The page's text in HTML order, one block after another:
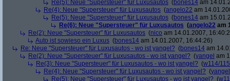
Re(5): Neue "Supersteuer" für Luxusautos ( bones14 am
Re(4): Neue "Supersteuer" für Luxusautos (angelo22 am
Re(5): Neue "Supersteuer" für Luxusautos (bones14 am
Re(6): Neue "Supersteuer" für Luxusautos (angelo22 am
Re(2): Neue "Supersteuer" für Luxusautos (nico am 14.01.2007,
Auto ist sowieso ein Luxus (bones14 am 14.01.2007, 16:44:26)
Re: Neue "Supersteuer" für Luxusautos - wo ist yangel? (bones14 am
Re(2): Neue "Supersteuer" für Luxusautos - wo ist yangel? (yangel am
Re(3): Neue "Supersteuer" für Luxusautos - wo ist yangel? (w114/115
Re(4): Neue "Supersteuer" für Luxusautos - wo ist yangel? (yangel
Re(5): Neue "Supersteuer" für Luxusautos - wo ist yangel? (